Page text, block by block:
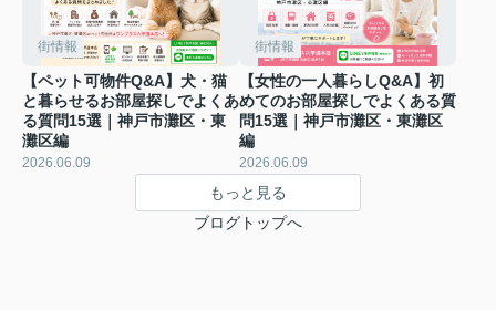
街情報
【ペット可物件Q&A】犬・猫
と暮らせるお部屋探しでよくあ
る質問15選｜神戸市灘区・東
灘区編
2026.06.09
街情報
【女性の一人暮らしQ&A】初
めてのお部屋探しでよくある質
問15選｜神戸市灘区・東灘区
編
2026.06.09
もっと見る
ブログトップへ